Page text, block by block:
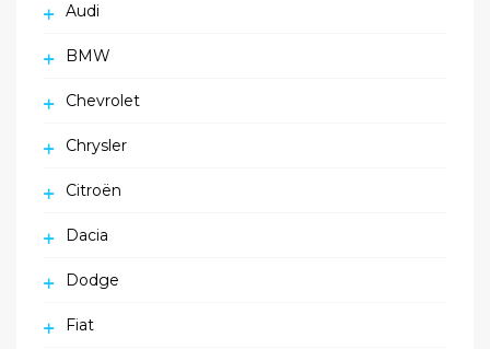
Audi
BMW
Chevrolet
Chrysler
Citroën
Dacia
Dodge
Fiat